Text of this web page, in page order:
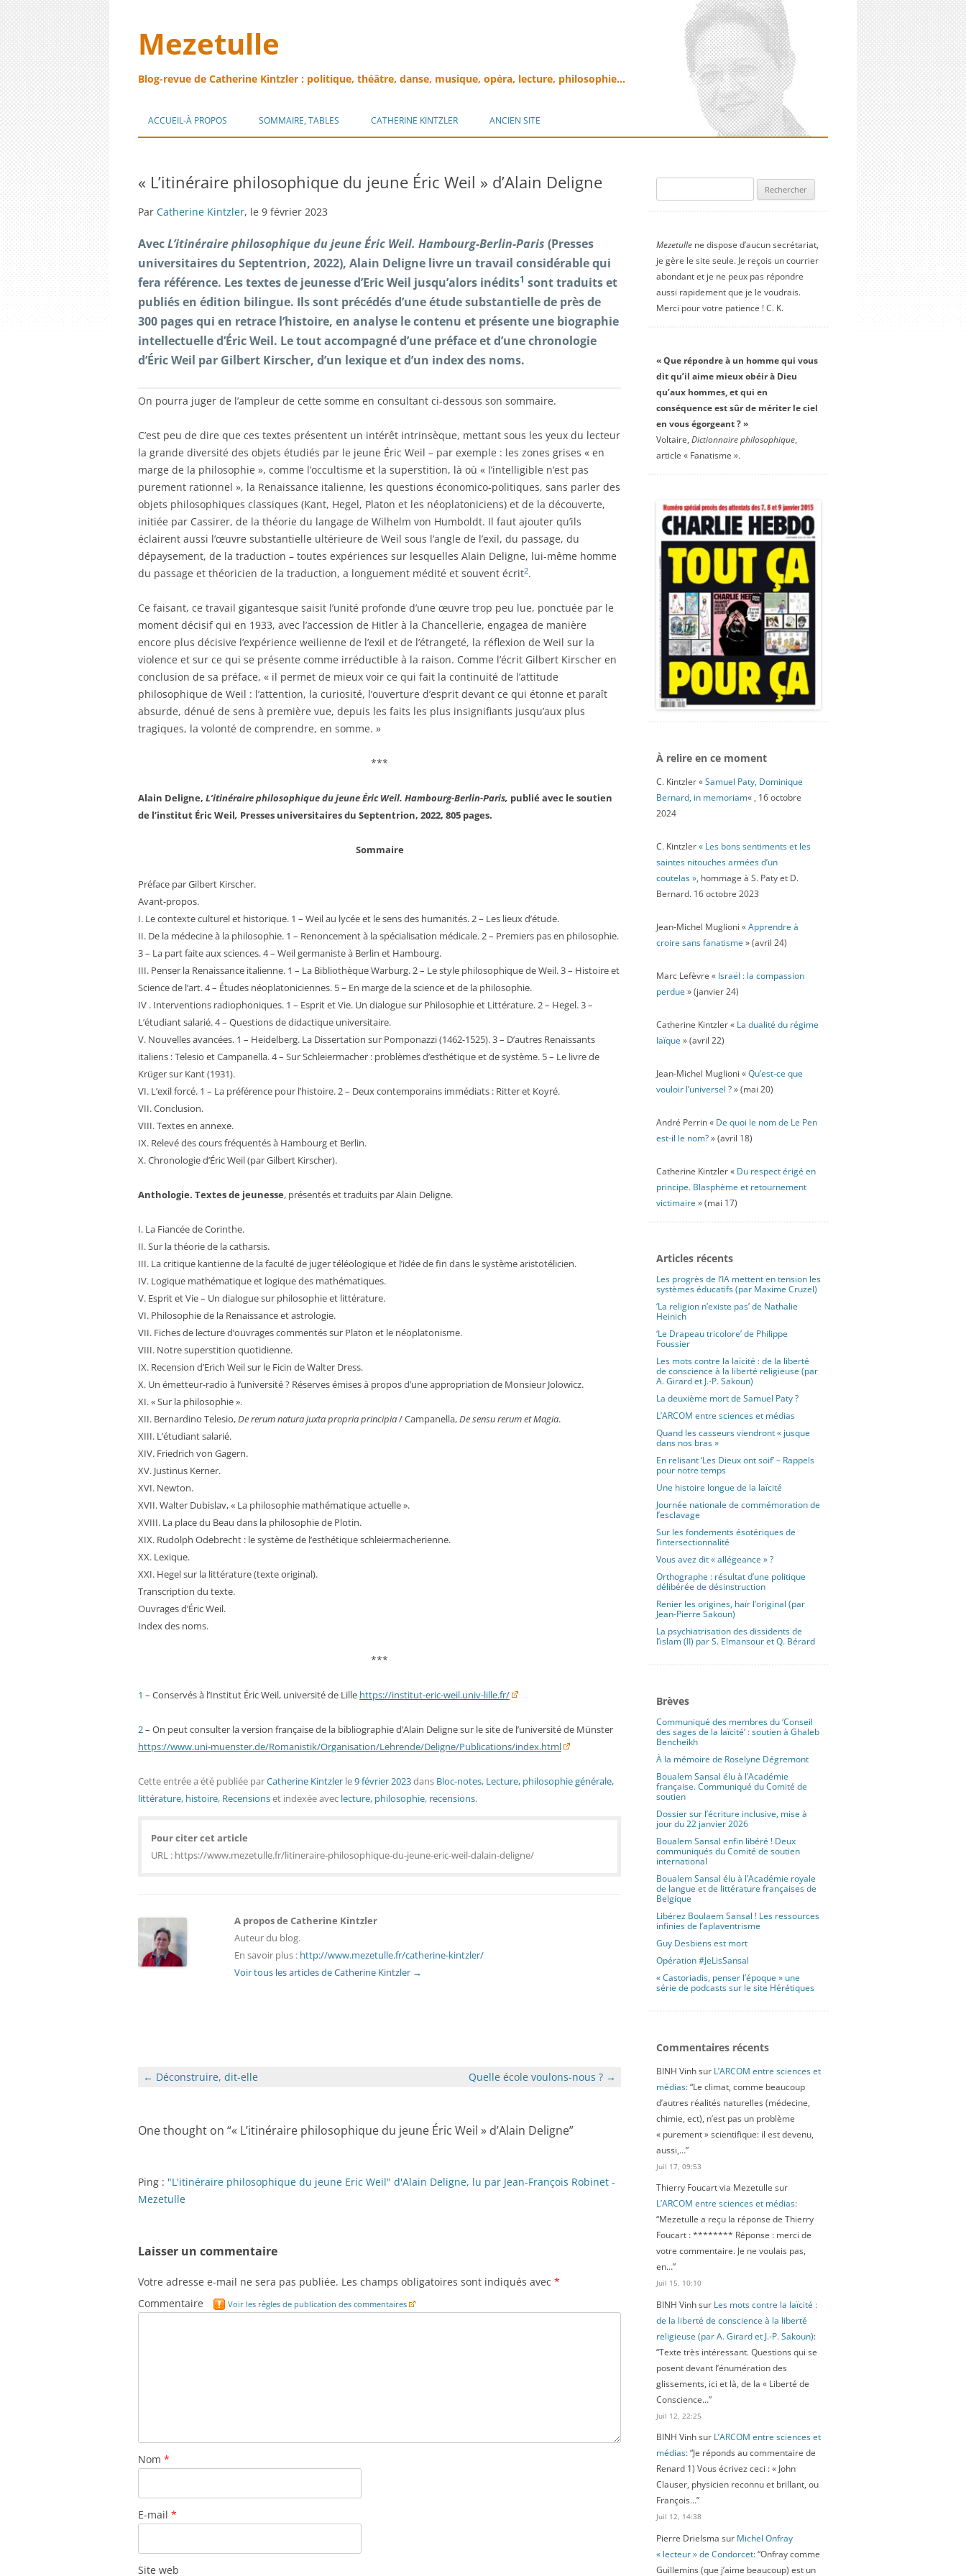
Mezetulle
Blog-revue de Catherine Kintzler : politique, théâtre, danse, musique, opéra, lecture, philosophie…
au
ACCUEIL-À PROPOS SOMMAIRE, TABLES CATHERINE KINTZLER ANCIEN SITE
« L’itinéraire philosophique du jeune Éric Weil » d’Alain Deligne
Par Catherine Kintzler, le 9 février 2023
AvecL’itinéraire philosophique du jeune Éric Weil. Hambourg-Berlin-Paris (Presses
universitaires du Septentrion, 2022), Alain Deligne livre un travail considérable qui
fera référence. Les textes de jeunesse d’Eric Weil jusqu’alors inédits1 sont traduits et
publiés en édition bilingue. Ils sont précédés d’une étude substantielle de près de
300 pages qui en retrace l’histoire, en analyse le contenu et présente une biographie
intellectuelle d’Éric Weil. Le tout accompagné d’une préface et d’une chronologie
d’Éric Weil par Gilbert Kirscher, d’un lexique et d’un index des noms.
On pourra juger de l’ampleur de cette somme en consultant ci-dessous son sommaire.
C’est peu de dire que ces textes présentent un intérêt intrinsèque, mettant sous les yeux du lecteur
la grande diversité des objets étudiés par le jeune Éric Weil – par exemple : les zones grises « en
marge de la philosophie », comme l’occultisme et la superstition, là où « l’intelligible n’est pas
purement rationnel », la Renaissance italienne, les questions économico-politiques, sans parler des
objets philosophiques classiques (Kant, Hegel, Platon et les néoplatoniciens) et de la découverte,
initiée par Cassirer, de la théorie du langage de Wilhelm von Humboldt. Il faut ajouter qu’ils
éclairent aussi l’œuvre substantielle ultérieure de Weil sous l’angle de l’exil, du passage, du
dépaysement, de la traduction – toutes expériences sur lesquelles Alain Deligne, lui-même homme
du passage et théoricien de la traduction, a longuement médité et souvent écrit2.
Ce faisant, ce travail gigantesque saisit l’unité profonde d’une œuvre trop peu lue, ponctuée par le
moment décisif qui en 1933, avec l’accession de Hitler à la Chancellerie, engagea de manière
encore plus décisive l’expérience weilienne de l’exil et de l’étrangeté, la réflexion de Weil sur la
violence et sur ce qui se présente comme irréductible à la raison. Comme l’écrit Gilbert Kirscher en
conclusion de sa préface, « il permet de mieux voir ce qui fait la continuité de l’attitude
philosophique de Weil : l’attention, la curiosité, l’ouverture d’esprit devant ce qui étonne et paraît
absurde, dénué de sens à première vue, depuis les faits les plus insignifiants jusqu’aux plus
tragiques, la volonté de comprendre, en somme. »
***
Alain Deligne, L’itinéraire philosophique du jeune Éric Weil. Hambourg-Berlin-Paris, publié avec le soutien
de l’institut Éric Weil, Presses universitaires du Septentrion, 2022, 805 pages.
Sommaire
Préface par Gilbert Kirscher.
Avant-propos.
I. Le contexte culturel et historique. 1 – Weil au lycée et le sens des humanités. 2 – Les lieux d’étude.
II. De la médecine à la philosophie. 1 – Renoncement à la spécialisation médicale. 2 – Premiers pas en philosophie.
3 – La part faite aux sciences. 4 – Weil germaniste à Berlin et Hambourg.
III. Penser la Renaissance italienne. 1 – La Bibliothèque Warburg. 2 – Le style philosophique de Weil. 3 – Histoire et
Science de l’art. 4 – Études néoplatoniciennes. 5 – En marge de la science et de la philosophie.
IV . Interventions radiophoniques. 1 – Esprit et Vie. Un dialogue sur Philosophie et Littérature. 2 – Hegel. 3 –
L’étudiant salarié. 4 – Questions de didactique universitaire.
V. Nouvelles avancées. 1 – Heidelberg. La Dissertation sur Pomponazzi (1462-1525). 3 – D’autres Renaissants
italiens : Telesio et Campanella. 4 – Sur Schleiermacher : problèmes d’esthétique et de système. 5 – Le livre de
Krüger sur Kant (1931).
VI. L’exil forcé. 1 – La préférence pour l’histoire. 2 – Deux contemporains immédiats : Ritter et Koyré.
VII. Conclusion.
VIII. Textes en annexe.
IX. Relevé des cours fréquentés à Hambourg et Berlin.
X. Chronologie d’Éric Weil (par Gilbert Kirscher).
Anthologie. Textes de jeunesse, présentés et traduits par Alain Deligne.
I. La Fiancée de Corinthe.
II. Sur la théorie de la catharsis.
III. La critique kantienne de la faculté de juger téléologique et l’idée de fin dans le système aristotélicien.
IV. Logique mathématique et logique des mathématiques.
V. Esprit et Vie – Un dialogue sur philosophie et littérature.
VI. Philosophie de la Renaissance et astrologie.
VII. Fiches de lecture d’ouvrages commentés sur Platon et le néoplatonisme.
VIII. Notre superstition quotidienne.
IX. Recension d’Erich Weil sur le Ficin de Walter Dress.
X. Un émetteur-radio à l’université ? Réserves émises à propos d’une appropriation de Monsieur Jolowicz.
XI. « Sur la philosophie ».
XII. Bernardino Telesio,De rerum natura juxta propria principia/ Campanella,De sensu rerum et Magia.
XIII. L’étudiant salarié.
XIV. Friedrich von Gagern.
XV. Justinus Kerner.
XVI. Newton.
XVII. Walter Dubislav, « La philosophie mathématique actuelle ».
XVIII. La place du Beau dans la philosophie de Plotin.
XIX. Rudolph Odebrecht : le système de l’esthétique schleiermacherienne.
XX. Lexique.
XXI. Hegel sur la littérature (texte original).
Transcription du texte.
Ouvrages d’Éric Weil.
Index des noms.
***
1 – Conservés à l’Institut Éric Weil, université de Lille https://institut-eric-weil.univ-lille.fr/
2– On peut consulter la version française de la bibliographie d’Alain Deligne sur le site de l’université de Münster
https://www.uni-muenster.de/Romanistik/Organisation/Lehrende/Deligne/Publications/index.html
Cette entrée a été publiée parCatherine Kintzler le9 février 2023dans Bloc-notes, Lecture, philosophie générale,
littérature, histoire, Recensionset indexée avec lecture, philosophie, recensions.
Pour citer cet article
URL : https://www.mezetulle.fr/litineraire-philosophique-du-jeune-eric-weil-dalain-deligne/
A propos de Catherine Kintzler
Auteur du blog.
En savoir plus : http://www.mezetulle.fr/catherine-kintzler/
Voir tous les articles de Catherine Kintzler →
Navigation
← Déconstruire, dit-elle Quelle école voulons-nous ? →
One thought on “« L’itinéraire philosophique du jeune Éric Weil » d’Alain Deligne”
Ping : "L'itinéraire philosophique du jeune Eric Weil" d'Alain Deligne, lu par Jean-François Robinet -
Mezetulle
Laisser un commentaire
Votre adresse e-mail ne sera pas publiée. Les champs obligatoires sont indiqués avec *
Commentaire
Voir les règles de publication des commentaires
Nom *
E-mail *
Site web
Mezetullene dispose d’aucun secrétariat,
je gère le site seule. Je reçois un courrier
abondant et je ne peux pas répondre
aussi rapidement que je le voudrais.
Merci pour votre patience ! C. K.
« Que répondre à un homme qui vous
dit qu’il aime mieux obéir à Dieu
qu’aux hommes, et qui en
conséquence est sûr de mériter le ciel
en vous égorgeant ? »
Voltaire, Dictionnaire philosophique,
article « Fanatisme ».
À relire en ce moment
C. Kintzler «Samuel Paty, Dominique
Bernard, in memoriam« , 16 octobre
2024
C. Kintzler« Les bons sentiments et les
saintes nitouches armées d’un
coutelas », hommage à S. Paty et D.
Bernard. 16 octobre 2023
Jean-Michel Muglioni «Apprendre à
croire sans fanatisme » (avril 24)
Marc Lefèvre « Israël : la compassion
perdue » (janvier 24)
Catherine Kintzler « La dualité du régime
laïque » (avril 22)
Jean-Michel Muglioni «Qu’est-ce que
vouloir l’universel ?» (mai 20)
André Perrin « De quoi le nom de Le Pen
est-il le nom?» (avril 18)
Catherine Kintzler « Du respect érigé en
principe. Blasphème et retournement
victimaire » (mai 17)
Articles récents
Les progrès de l’IA mettent en tension les
systèmes éducatifs (par Maxime Cruzel)
‘La religion n’existe pas’ de Nathalie
Heinich
‘Le Drapeau tricolore’ de Philippe
Foussier
Les mots contre la laïcité : de la liberté
de conscience à la liberté religieuse (par
A. Girard et J.-P. Sakoun)
La deuxième mort de Samuel Paty ?
L’ARCOM entre sciences et médias
Quand les casseurs viendront « jusque
dans nos bras »
En relisant ‘Les Dieux ont soif’ – Rappels
pour notre temps
Une histoire longue de la laïcité
Journée nationale de commémoration de
l’esclavage
Sur les fondements ésotériques de
l’intersectionnalité
Vous avez dit « allégeance » ?
Orthographe : résultat d’une politique
délibérée de désinstruction
Renier les origines, haïr l’original (par
Jean-Pierre Sakoun)
La psychiatrisation des dissidents de
l’islam (II) par S. Elmansour et Q. Bérard
Brèves
Communiqué des membres du ‘Conseil
des sages de la laïcité’ : soutien à Ghaleb
Bencheikh
À la mémoire de Roselyne Dégremont
Boualem Sansal élu à l’Académie
française. Communiqué du Comité de
soutien
Dossier sur l’écriture inclusive, mise à
jour du 22 janvier 2026
Boualem Sansal enfin libéré ! Deux
communiqués du Comité de soutien
international
Boualem Sansal élu à l’Académie royale
de langue et de littérature françaises de
Belgique
Libérez Boulaem Sansal ! Les ressources
infinies de l’aplaventrisme
Guy Desbiens est mort
Opération #JeLisSansal
« Castoriadis, penser l’époque » une
série de podcasts sur le site Hérétiques
Commentaires récents
BINH Vinhsur L’ARCOM entre sciences et
médias: “Le climat, comme beaucoup
d’autres réalités naturelles (médecine,
chimie, ect), n’est pas un problème
« purement » scientifique: il est devenu,
aussi,…”
Juil 17, 09:53
Thierry Foucart via Mezetulle sur
L’ARCOM entre sciences et médias:
“Mezetulle a reçu la réponse de Thierry
Foucart : ******** Réponse : merci de
votre commentaire. Je ne voulais pas,
en…”
Juil 15, 10:10
BINH Vinhsur Les mots contre la laïcité :
de la liberté de conscience à la liberté
religieuse (par A. Girard et J.-P. Sakoun):
“Texte très intéressant. Questions qui se
posent devant l’énumération des
glissements, ici et là, de la « Liberté de
Conscience…”
Juil 12, 22:25
BINH Vinhsur L’ARCOM entre sciences et
médias: “Je réponds au commentaire de
Renard 1) Vous écrivez ceci : « John
Clauser, physicien reconnu et brillant, ou
François…”
Juil 12, 14:38
Pierre Drielsma sur Michel Onfray
« lecteur » de Condorcet: “Onfray comme
Guillemins (que j’aime beaucoup) est un